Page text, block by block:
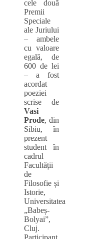
cele două
Premii
Speciale
ale Juriului
– ambele
cu valoare
egală, de
600 de lei
‒ a fost
acordat
poeziei
scrise de
Vasi
Prode, din
Sibiu, în
prezent
student în
cadrul
Facultății
de
Filosofie și
Istorie,
Universitatea
„Babeș-
Bolyai”,
Cluj.
Participant